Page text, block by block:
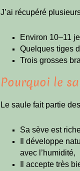
J’ai récupéré
Environ 10–11
Quelques tiges
Trois grosses
Pourquoi le
Le saule fait partie
Sa sève est
Il développe
avec l’humidité,
Il accepte très